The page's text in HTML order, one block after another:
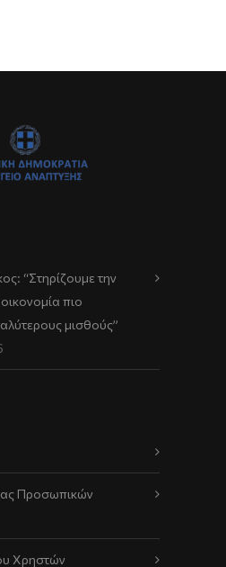
“Στηρίζουμε την
πιο
μισθούς”
Προσωπικών
Χρηστών